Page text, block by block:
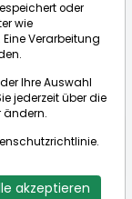
SE
oder
wie
Verarbeitung
Ihre Auswahl
jederzeit über die
ändern.
.
akzeptieren